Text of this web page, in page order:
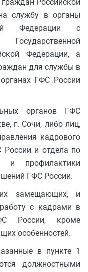
Российской
службу в органы
Федерации с
Федерации, а
для службы в
ГФС России
органов ГФС
г. Сочи, либо лиц,
кадрового
России и отдела по
и профилактики
ГФС России.
замещающих, и
работу с кадрами в
России, кроме
особенностей.
в пункте 1
должностными